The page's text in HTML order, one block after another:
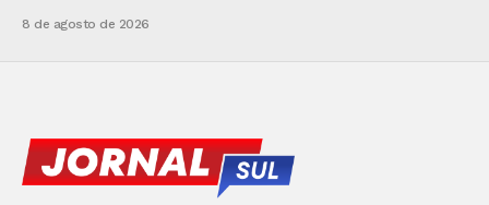
8 de agosto de 2026